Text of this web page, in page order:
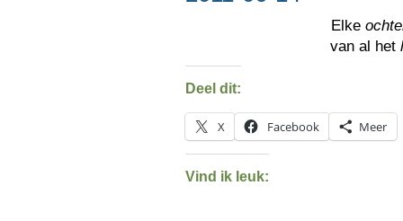
Elke
van al het
Deel dit:
X Facebook Meer
Vind ik leuk: